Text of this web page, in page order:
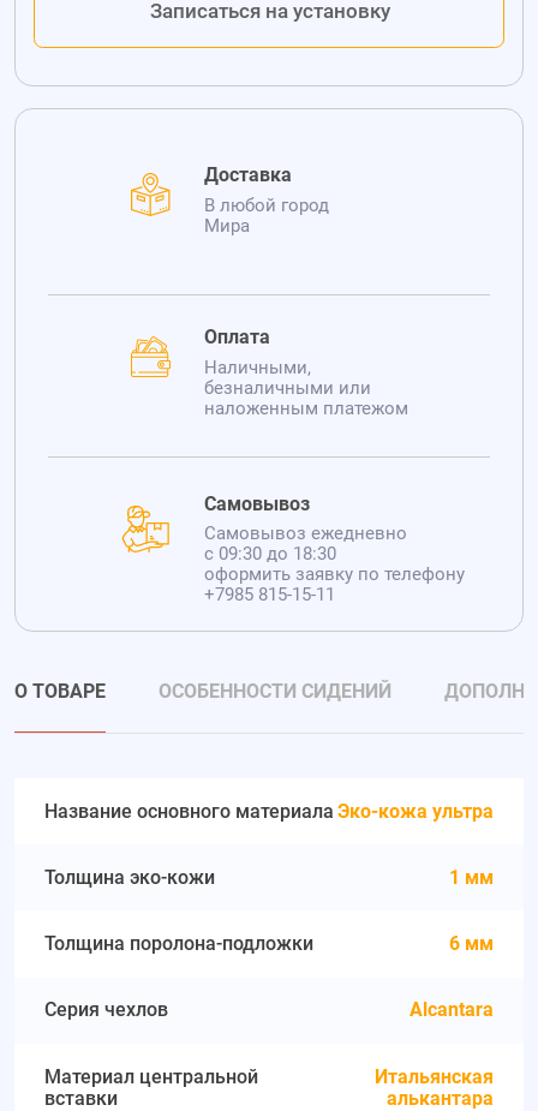
Записаться на установку
Доставка
В любой город
Мира
Оплата
Наличными,
безналичными или
наложенным платежом
Самовывоз
Самовывоз ежедневно
с 09:30 до 18:30
оформить заявку по телефону
+7985 815-15-11
О ТОВАРЕ ОСОБЕННОСТИ СИДЕНИЙ
Название основного материала Эко-кожа ультра
Толщина эко-кожи 1 мм
Толщина поролона-подложки 6 мм
Серия чехлов Alcantara
Материал центральной
вставки
Итальянская
алькантара